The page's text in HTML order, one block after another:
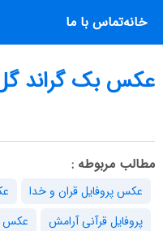
خانهتماس با ما
عکس بک گراند
مطالب مربوطه :
عکس پروفایل قران و خدا
پروفایل قرآنی آرامش
عکس